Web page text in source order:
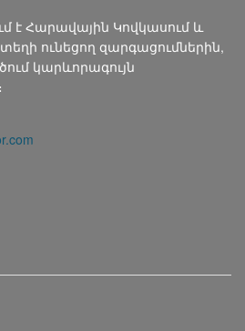
է Հարավային Կովկասում և
ունեցող զարգացումներին,
կարևորագույն